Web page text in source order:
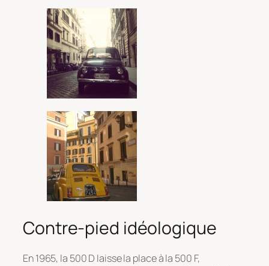
Contre-pied idéologique
En 1965, la 500 D laisse la place à la 500 F,